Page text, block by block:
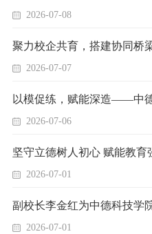
2026-07-08
2026-07-07
2026-07-06
2026-07-01
副校长李金红为中德科技学
2026-07-01